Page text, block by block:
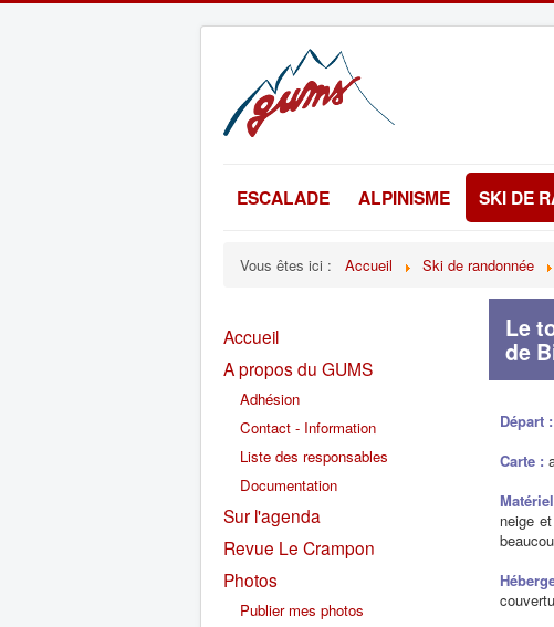
ESCALADE ALPINISME SKI DE
Vous êtes ici : Accueil Ski de randonnée
Accueil
A propos du GUMS
Adhésion
Contact - Information
Liste des responsables
Documentation
Sur l'agenda
Revue Le Crampon
Photos
Publier mes photos
Le
de
Départ :
Carte :
neige